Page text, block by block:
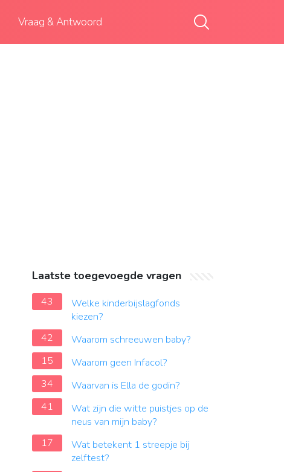
Vraag & Antwoord
Laatste toegevoegde vragen
43
Welke kinderbijslagfonds
kiezen?
42
Waarom schreeuwen baby?
15
Waarom geen Infacol?
34
Waarvan is Ella de godin?
41
Wat zijn die witte puistjes op de
neus van mijn baby?
17
Wat betekent 1 streepje bij
zelftest?